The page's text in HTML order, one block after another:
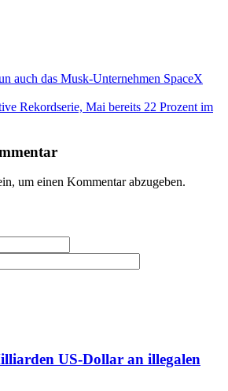
auch das Musk-Unternehmen SpaceX
Rekordserie, Mai bereits 22 Prozent im
um einen Kommentar abzugeben.
US-Dollar an illegalen